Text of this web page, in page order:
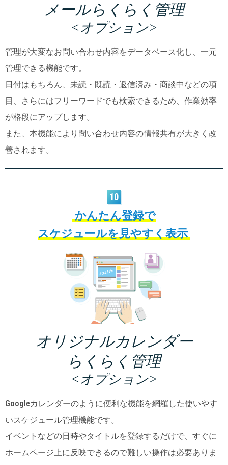
メールらくらく管理
<オプション>
管理が大変なお問い合わせ内容をデータベース化し、一元
管理できる機能です。
日付はもちろん、未読・既読・返信済み・商談中などの項
目、さらにはフリーワードでも検索できるため、作業効率
が格段にアップします。
また、本機能により問い合わせ内容の情報共有が大きく改
善されます。
10
かんたん登録で
スケジュールを見やすく表示
オリジナルカレンダー
らくらく管理
<オプション>
Googleカレンダーのように便利な機能を網羅した使いやす
いスケジュール管理機能です。
イベントなどの日時やタイトルを登録するだけで、すぐに
ホームページ上に反映できるので難しい操作は必要ありま